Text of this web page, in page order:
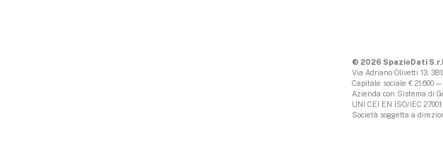
© 2026 SpazioDati
Via Adriano Olivetti 13,
Capitale sociale € 21.600 —
Azienda con Sistema di
UNI CEI EN ISO/IEC
Società soggetta a